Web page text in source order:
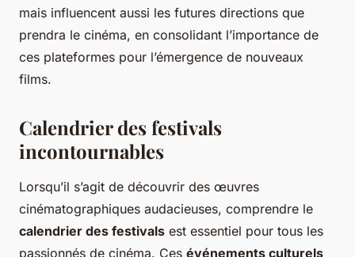
mais influencent aussi les futures directions que
prendra le cinéma, en consolidant l’importance de
ces plateformes pour l’émergence de nouveaux
films.
Calendrier des festivals
incontournables
Lorsqu’il s’agit de découvrir des œuvres
cinématographiques audacieuses, comprendre le
calendrier des festivals est essentiel pour tous les
passionnés de cinéma. Ces événements culturels